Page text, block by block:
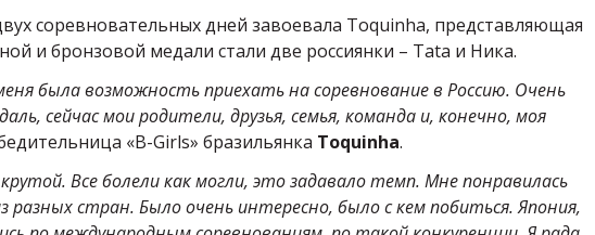
соревновательных дней завоевала Toquinha, представляющая
и бронзовой медали стали две россиянки – Tata и Ника.
была возможность приехать на соревнование в Россию. Очень
сейчас мои родители, друзья, семья, команда и, конечно, моя
«B-Girls» бразильянка Toquinha.
Все болели как могли, это задавало темп. Мне понравилась
разных стран. Было очень интересно, было с кем побиться. Япония,